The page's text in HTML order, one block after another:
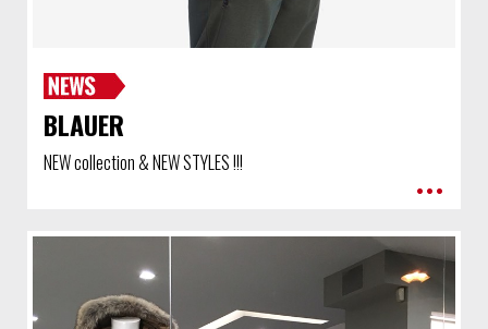
BLAUER
NEW collection & NEW STYLES !!!
•••